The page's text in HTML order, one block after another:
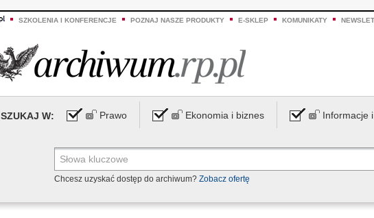
SZKOLENIA I KONFERENCJE POZNAJ NASZE PRODUKTY E-SKLEP KOMUNIKATY
SZUKAJ W: Prawo Ekonomia i biznes Informacje
Chcesz uzyskać dostęp do archiwum? Zobacz ofertę